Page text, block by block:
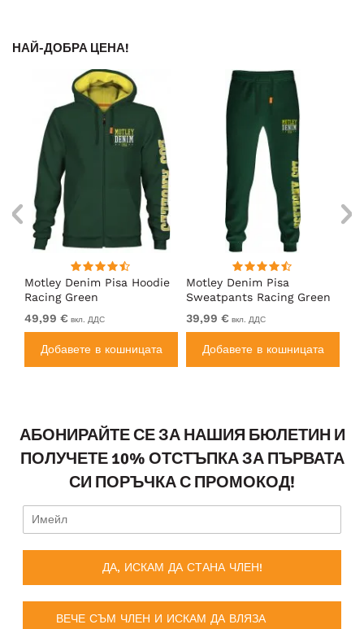
НАЙ-ДОБРА ЦЕНА!
Motley Denim Pisa Hoodie
Racing Green
49,99 € вкл. ДДС
Добавете в кошницата
Motley Denim Pisa
Sweatpants Racing Green
39,99 € вкл. ДДС
Добавете в кошницата
АБОНИРАЙТЕ СЕ ЗА НАШИЯ БЮЛЕТИН И
ПОЛУЧЕТЕ 10% ОТСТЪПКА ЗА ПЪРВАТА
СИ ПОРЪЧКА С ПРОМОКОД!
ДА, ИСКАМ ДА СТАНА ЧЛЕН!
ВЕЧЕ СЪМ ЧЛЕН И ИСКАМ ДА ВЛЯЗА